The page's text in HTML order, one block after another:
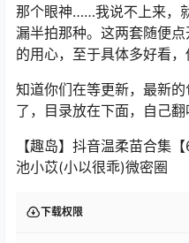
那个眼神……我说不上来，
漏半拍那种。这两套随便
的用心，至于具体多好看，
知道你们在等更新，最新
了，目录放在下面，自己翻
【趣岛】抖音温柔苗合集
池小苡(小以很乖)微密圈
下载权限